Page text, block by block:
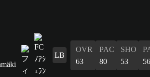
LB
OVR
63
PAC
80
SHO
53
56